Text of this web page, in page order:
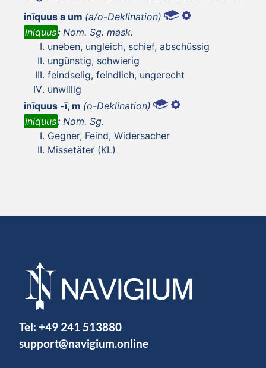
inīquus a um (a/o-Deklination)
iniquus: Nom. Sg. mask.
uneben, ungleich, schief, abschüssig
ungünstig, schwierig
feindselig, feindlich, ungerecht
unwillig
inīquus -ī, m (o-Deklination)
iniquus: Nom. Sg.
Gegner, Feind, Widersacher
Missetäter (KL)
Tel: +49 241 513880
support@navigium.online